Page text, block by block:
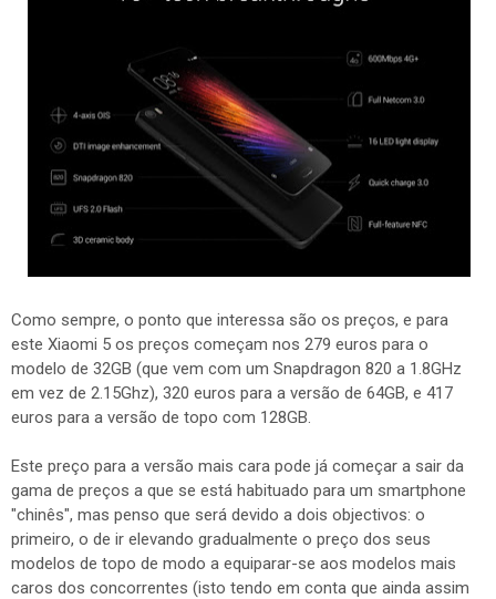
Como sempre, o ponto que interessa são os preços, e para
este Xiaomi 5 os preços começam nos 279 euros para o
modelo de 32GB (que vem com um Snapdragon 820 a 1.8GHz
em vez de 2.15Ghz), 320 euros para a versão de 64GB, e 417
euros para a versão de topo com 128GB.
Este preço para a versão mais cara pode já começar a sair da
gama de preços a que se está habituado para um smartphone
"chinês", mas penso que será devido a dois objectivos: o
primeiro, o de ir elevando gradualmente o preço dos seus
modelos de topo de modo a equiparar-se aos modelos mais
caros dos concorrentes (isto tendo em conta que ainda assim